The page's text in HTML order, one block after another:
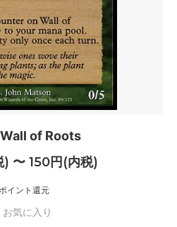
of Roots
) 〜 150円(内税)
イント還元
お気に入り